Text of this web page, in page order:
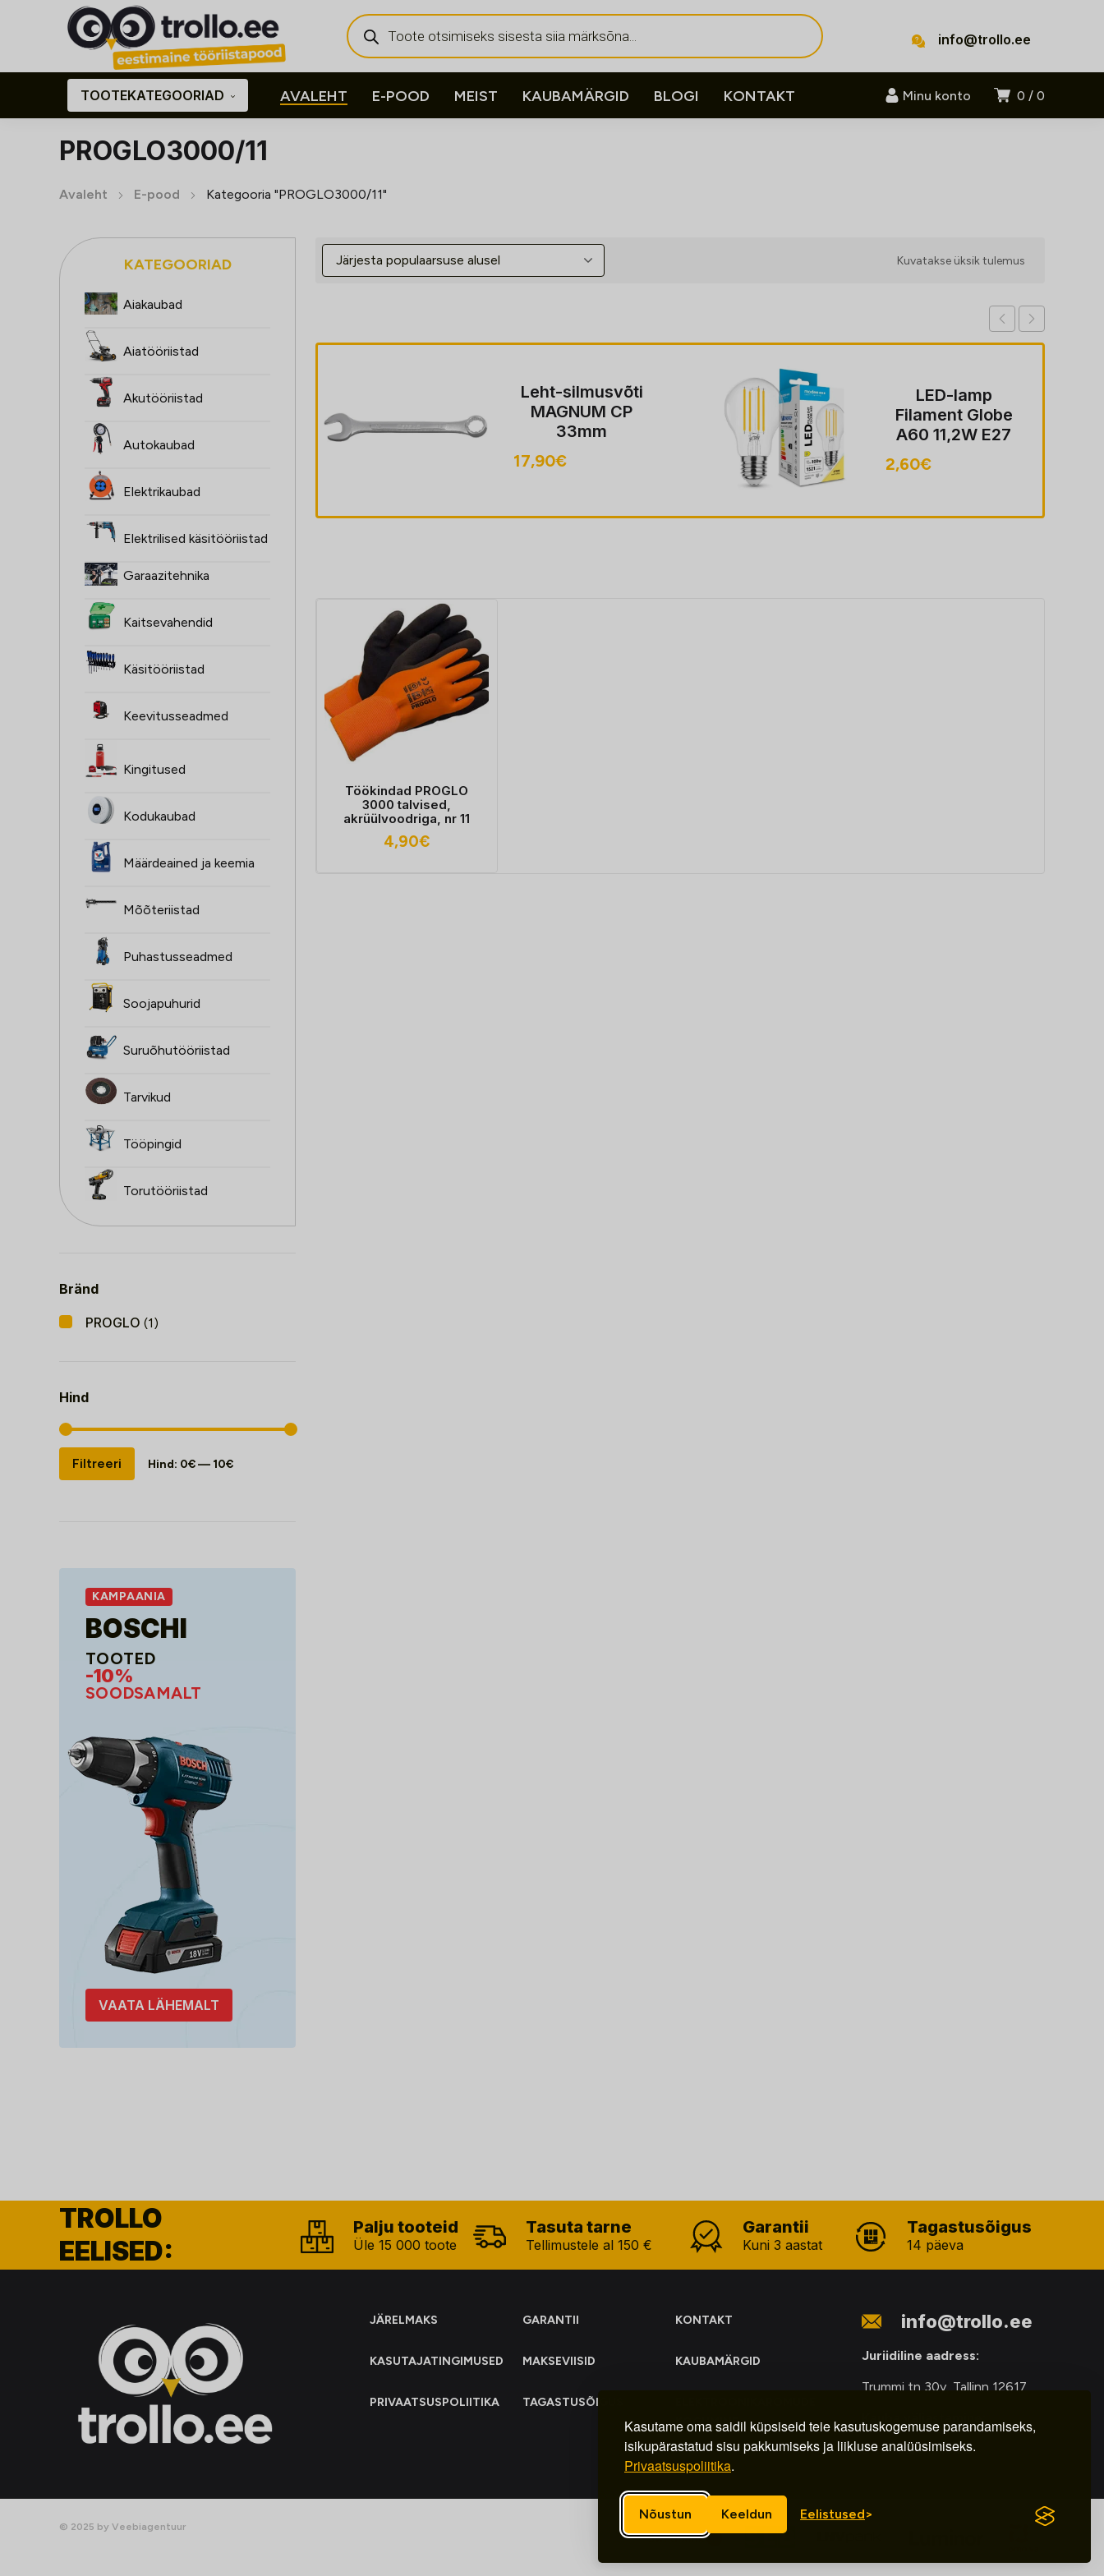
Kasutame oma saidil küpsiseid teie kasutuskogemuse parandamiseks,
isikupärastatud sisu pakkumiseks ja liikluse analüüsimiseks.
Privaatsuspoliitika.
Nõustun Keeldun Eelistused
Products
search
info@trollo.ee
0 0
Minu konto
TOOTEKATEGOORIAD AVALEHT E-POOD MEIST KAUBAMÄRGID BLOGI KONTAKT
PROGLO3000/11
Avaleht E-pood Kategooria "PROGLO3000/11"
KATEGOORIAD
Aiakaubad
Aiatööriistad
Akutööriistad
Autokaubad
Elektrikaubad
Elektrilised käsitööriistad
Garaazitehnika
Kaitsevahendid
Käsitööriistad
Keevitusseadmed
Kingitused
Kodukaubad
Määrdeained ja keemia
Mõõteriistad
Puhastusseadmed
Soojapuhurid
Suruõhutööriistad
Tarvikud
Tööpingid
Torutööriistad
Bränd
PROGLO (1)
Hind
Minimaalne
hind
Maksimaalne
hind
Filtreeri Hind: 0€— 10€
KAMPAANIA
BOSCHI
TOOTED
-10%
SOODSAMALT
VAATA LÄHEMALT
Kuvatakse üksik tulemus
Leht-silmusvõti
Leht-silmusvõti
MAGNUM CP
33mm
17,90€
LED-lamp
Filament Globe
A60 11,2W E27
360° 2700K
(1521 lumen)
2,60€
Töökindad PROGLO
3000 talvised,
akrüülvoodriga, nr 11
4,90€
TROLLO
EELISED:
Palju tooteid
Üle 15 000 toote
Tasuta tarne
Tellimustele al 150 €
Garantii
Kuni 3 aastat
Tagastusõigus
14 päeva
JÄRELMAKS GARANTII KONTAKT
KASUTAJATINGIMUSED MAKSEVIISID KAUBAMÄRGID
PRIVAATSUSPOLIITIKA TAGASTUSÕIGUS
KOGUMINE
info@trollo.ee
Juriidiline aadress:
Trummi tn 30y, Tallinn 12617
Kauba väljastamine:
E-R – 9.00 – 18.00
© 2025 by Veebiagentuur